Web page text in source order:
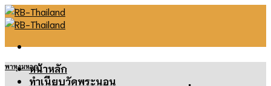
Skip
to
หน้าหลัก
ทำเนียบวัดพระนอน
พาหุงมหากา